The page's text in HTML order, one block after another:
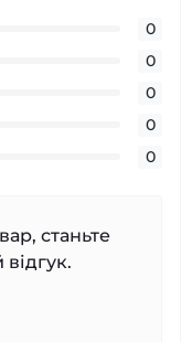
0
0
0
0
0
станьте